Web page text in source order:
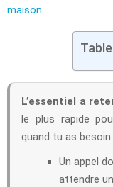
maison
L’essentiel a
le plus rapide
quand tu as besoin
Un appel
attendre